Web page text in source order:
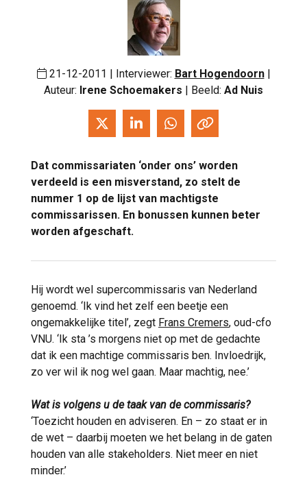
21-12-2011 | Interviewer: Bart Hogendoorn |
Auteur: Irene Schoemakers | Beeld: Ad Nuis
Dat commissariaten ‘onder ons’ worden
verdeeld is een misverstand, zo stelt de
nummer 1 op de lijst van machtigste
commissarissen. En bonussen kunnen beter
worden afgeschaft.
Hij wordt wel supercommissaris van Nederland
genoemd. ‘Ik vind het zelf een beetje een
ongemakkelijke titel’, zegt Frans Cremers, oud-cfo
VNU. ‘Ik sta ’s morgens niet op met de gedachte
dat ik een machtige commissaris ben. Invloedrijk,
zo ver wil ik nog wel gaan. Maar machtig, nee.’
Wat is volgens u de taak van de commissaris?
‘Toezicht houden en adviseren. En – zo staat er in
de wet – daarbij moeten we het belang in de gaten
houden van alle stakeholders. Niet meer en niet
minder.’